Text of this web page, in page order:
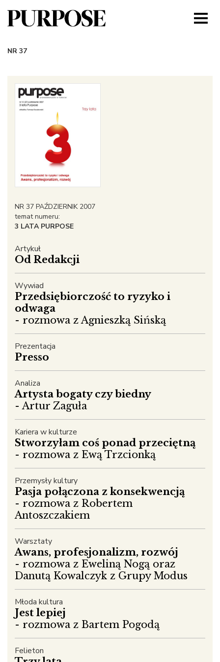
NR 37
NR 37 PAŹDZIERNIK 2007
temat numeru:
3 LATA PURPOSE
Artykuł
Od Redakcji
Wywiad
Przedsiębiorczość to ryzyko i
odwaga
- rozmowa z Agnieszką Sińską
Prezentacja
Presso
Analiza
Artysta bogaty czy biedny
- Artur Zaguła
Kariera w kulturze
Stworzyłam coś ponad przeciętną
- rozmowa z Ewą Trzcionką
Przemysły kultury
Pasja połączona z konsekwencją
- rozmowa z Robertem
Antoszczakiem
Warsztaty
Awans, profesjonalizm, rozwój
- rozmowa z Eweliną Nogą oraz
Danutą Kowalczyk z Grupy Modus
Młoda kultura
Jest lepiej
- rozmowa z Bartem Pogodą
Felieton